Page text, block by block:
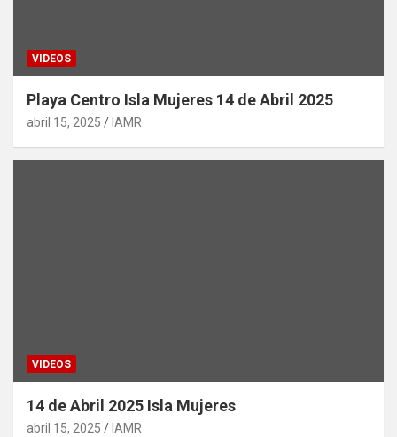
VIDEOS
Playa Centro Isla Mujeres 14 de Abril 2025
abril 15, 2025 IAMR
VIDEOS
14 de Abril 2025 Isla Mujeres
abril 15, 2025 IAMR